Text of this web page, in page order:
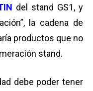
del stand GS1, y
la cadena de
productos que no
stand.
debe poder tener